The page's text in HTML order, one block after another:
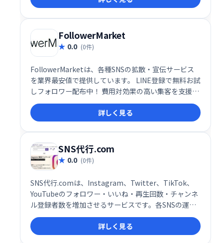
FollowerMarket
0.0 (0件)
FollowerMarketは、各種SNSの拡散・宣伝サービス
を業界最安値で提供しています。 LINE登録で無料お試
しフォロワー配布中！ 費用対効果の高い集客を支援
し、SNSマーケティングを強力にサポートします。 ア
カウントの認知度向上やエンゲージメント率アップを
目指したい方におすすめです。
詳しく見る
SNS代行.com
0.0 (0件)
SNS代行.comは、Instagram、Twitter、TikTok、
YouTubeのフォロワー・いいね・再生回数・チャンネ
ル登録者数を増加させるサービスです。各SNSの運用
でお悩みの企業様・個人様に最適なソリューションを
提供します。集客効果の向上を目指し、お気軽にご相
談ください。
詳しく見る